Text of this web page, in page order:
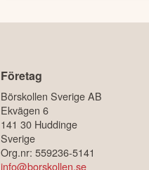
Företag
Börskollen Sverige AB
Ekvägen 6
141 30 Huddinge
Sverige
Org.nr: 559236-5141
info@borskollen.se